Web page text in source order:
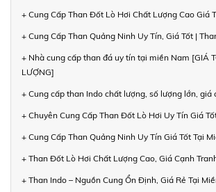
+ Cung Cấp Than Đốt Lò Hơi Chất Lượng Cao Giá
+ Cung Cấp Than Quảng Ninh Uy Tín, Giá Tốt |
+ Nhà cung cấp than đá uy tín tại miền Nam [GIÁ
LƯỢNG]
+ Cung cấp than Indo chất lượng, số lượng lớn, giá
+ Chuyên Cung Cấp Than Đốt Lò Hơi Uy Tín Giá
+ Cung Cấp Than Quảng Ninh Uy Tín Giá Tốt Tại
+ Than Đốt Lò Hơi Chất Lượng Cao, Giá Cạnh
+ Than Indo – Nguồn Cung Ổn Định, Giá Rẻ Tại